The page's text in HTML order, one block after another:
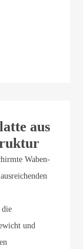
aus
Waben-
die
und